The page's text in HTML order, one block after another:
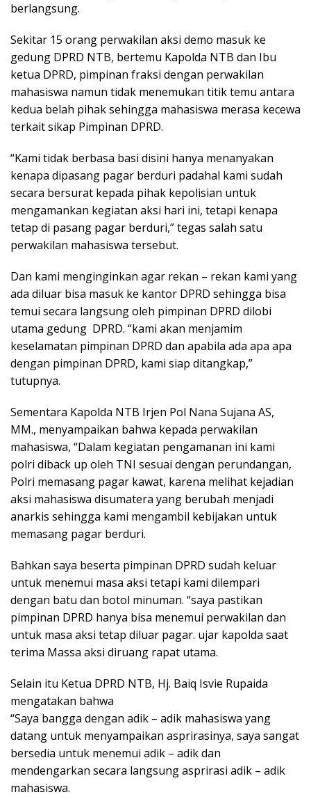
berlangsung.
Sekitar 15 orang perwakilan aksi demo masuk ke
gedung DPRD NTB, bertemu Kapolda NTB dan Ibu
ketua DPRD, pimpinan fraksi dengan perwakilan
mahasiswa namun tidak menemukan titik temu antara
kedua belah pihak sehingga mahasiswa merasa kecewa
terkait sikap Pimpinan DPRD.
“Kami tidak berbasa basi disini hanya menanyakan
kenapa dipasang pagar berduri padahal kami sudah
secara bersurat kepada pihak kepolisian untuk
mengamankan kegiatan aksi hari ini, tetapi kenapa
tetap di pasang pagar berduri,” tegas salah satu
perwakilan mahasiswa tersebut.
Dan kami menginginkan agar rekan – rekan kami yang
ada diluar bisa masuk ke kantor DPRD sehingga bisa
temui secara langsung oleh pimpinan DPRD dilobi
utama gedung DPRD. “kami akan menjamim
keselamatan pimpinan DPRD dan apabila ada apa apa
dengan pimpinan DPRD, kami siap ditangkap,”
tutupnya.
Sementara Kapolda NTB Irjen Pol Nana Sujana AS,
MM., menyampaikan bahwa kepada perwakilan
mahasiswa, “Dalam kegiatan pengamanan ini kami
polri diback up oleh TNI sesuai dengan perundangan,
Polri memasang pagar kawat, karena melihat kejadian
aksi mahasiswa disumatera yang berubah menjadi
anarkis sehingga kami mengambil kebijakan untuk
memasang pagar berduri.
Bahkan saya beserta pimpinan DPRD sudah keluar
untuk menemui masa aksi tetapi kami dilempari
dengan batu dan botol minuman. “saya pastikan
pimpinan DPRD hanya bisa menemui perwakilan dan
untuk masa aksi tetap diluar pagar. ujar kapolda saat
terima Massa aksi diruang rapat utama.
Selain itu Ketua DPRD NTB, Hj. Baiq Isvie Rupaida
mengatakan bahwa
“Saya bangga dengan adik – adik mahasiswa yang
datang untuk menyampaikan asprirasinya, saya sangat
bersedia untuk menemui adik – adik dan
mendengarkan secara langsung asprirasi adik – adik
mahasiswa.